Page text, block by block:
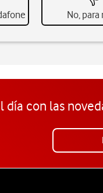
No, para
día con las